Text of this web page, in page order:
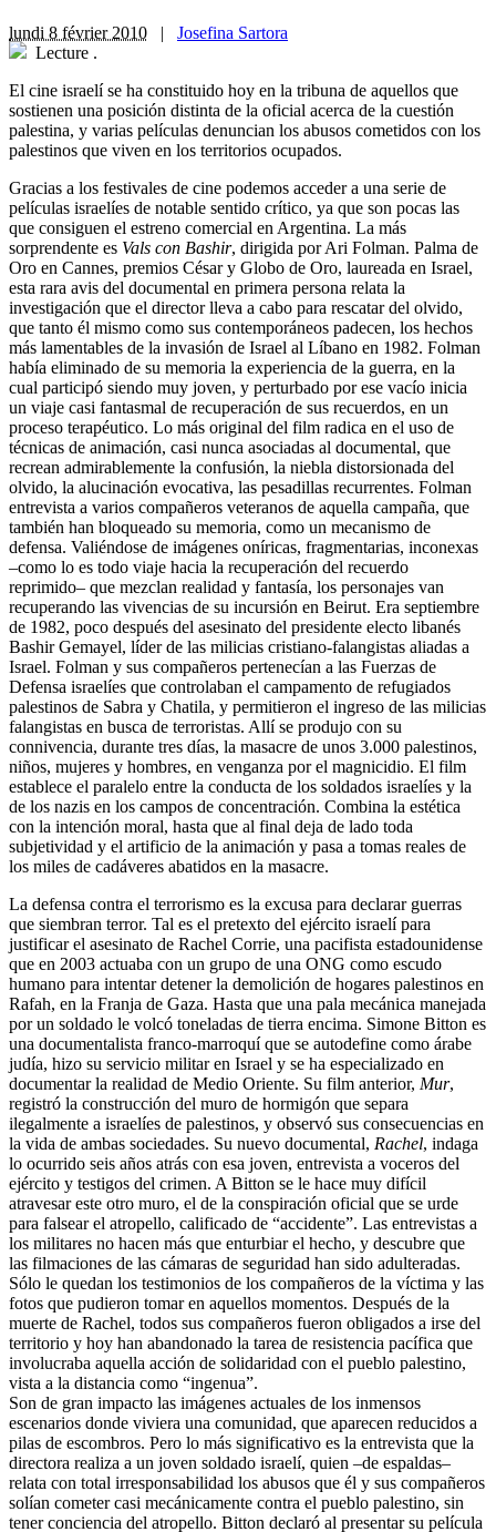
lundi 8 février 2010 | Josefina Sartora
Lecture .
El cine israelí se ha constituido hoy en la tribuna de aquellos que
sostienen una posición distinta de la oficial acerca de la cuestión
palestina, y varias películas denuncian los abusos cometidos con los
palestinos que viven en los territorios ocupados.
Gracias a los festivales de cine podemos acceder a una serie de
películas israelíes de notable sentido crítico, ya que son pocas las
que consiguen el estreno comercial en Argentina. La más
sorprendente es Vals con Bashir, dirigida por Ari Folman. Palma de
Oro en Cannes, premios César y Globo de Oro, laureada en Israel,
esta rara avis del documental en primera persona relata la
investigación que el director lleva a cabo para rescatar del olvido,
que tanto él mismo como sus contemporáneos padecen, los hechos
más lamentables de la invasión de Israel al Líbano en 1982. Folman
había eliminado de su memoria la experiencia de la guerra, en la
cual participó siendo muy joven, y perturbado por ese vacío inicia
un viaje casi fantasmal de recuperación de sus recuerdos, en un
proceso terapéutico. Lo más original del film radica en el uso de
técnicas de animación, casi nunca asociadas al documental, que
recrean admirablemente la confusión, la niebla distorsionada del
olvido, la alucinación evocativa, las pesadillas recurrentes. Folman
entrevista a varios compañeros veteranos de aquella campaña, que
también han bloqueado su memoria, como un mecanismo de
defensa. Valiéndose de imágenes oníricas, fragmentarias, inconexas
–como lo es todo viaje hacia la recuperación del recuerdo
reprimido– que mezclan realidad y fantasía, los personajes van
recuperando las vivencias de su incursión en Beirut. Era septiembre
de 1982, poco después del asesinato del presidente electo libanés
Bashir Gemayel, líder de las milicias cristiano-falangistas aliadas a
Israel. Folman y sus compañeros pertenecían a las Fuerzas de
Defensa israelíes que controlaban el campamento de refugiados
palestinos de Sabra y Chatila, y permitieron el ingreso de las milicias
falangistas en busca de terroristas. Allí se produjo con su
connivencia, durante tres días, la masacre de unos 3.000 palestinos,
niños, mujeres y hombres, en venganza por el magnicidio. El film
establece el paralelo entre la conducta de los soldados israelíes y la
de los nazis en los campos de concentración. Combina la estética
con la intención moral, hasta que al final deja de lado toda
subjetividad y el artificio de la animación y pasa a tomas reales de
los miles de cadáveres abatidos en la masacre.
La defensa contra el terrorismo es la excusa para declarar guerras
que siembran terror. Tal es el pretexto del ejército israelí para
justificar el asesinato de Rachel Corrie, una pacifista estadounidense
que en 2003 actuaba con un grupo de una ONG como escudo
humano para intentar detener la demolición de hogares palestinos en
Rafah, en la Franja de Gaza. Hasta que una pala mecánica manejada
por un soldado le volcó toneladas de tierra encima. Simone Bitton es
una documentalista franco-marroquí que se autodefine como árabe
judía, hizo su servicio militar en Israel y se ha especializado en
documentar la realidad de Medio Oriente. Su film anterior, Mur,
registró la construcción del muro de hormigón que separa
ilegalmente a israelíes de palestinos, y observó sus consecuencias en
la vida de ambas sociedades. Su nuevo documental, Rachel, indaga
lo ocurrido seis años atrás con esa joven, entrevista a voceros del
ejército y testigos del crimen. A Bitton se le hace muy difícil
atravesar este otro muro, el de la conspiración oficial que se urde
para falsear el atropello, calificado de “accidente”. Las entrevistas a
los militares no hacen más que enturbiar el hecho, y descubre que
las filmaciones de las cámaras de seguridad han sido adulteradas.
Sólo le quedan los testimonios de los compañeros de la víctima y las
fotos que pudieron tomar en aquellos momentos. Después de la
muerte de Rachel, todos sus compañeros fueron obligados a irse del
territorio y hoy han abandonado la tarea de resistencia pacífica que
involucraba aquella acción de solidaridad con el pueblo palestino,
vista a la distancia como “ingenua”.
Son de gran impacto las imágenes actuales de los inmensos
escenarios donde viviera una comunidad, que aparecen reducidos a
pilas de escombros. Pero lo más significativo es la entrevista que la
directora realiza a un joven soldado israelí, quien –de espaldas–
relata con total irresponsabilidad los abusos que él y sus compañeros
solían cometer casi mecánicamente contra el pueblo palestino, sin
tener conciencia del atropello. Bitton declaró al presentar su película